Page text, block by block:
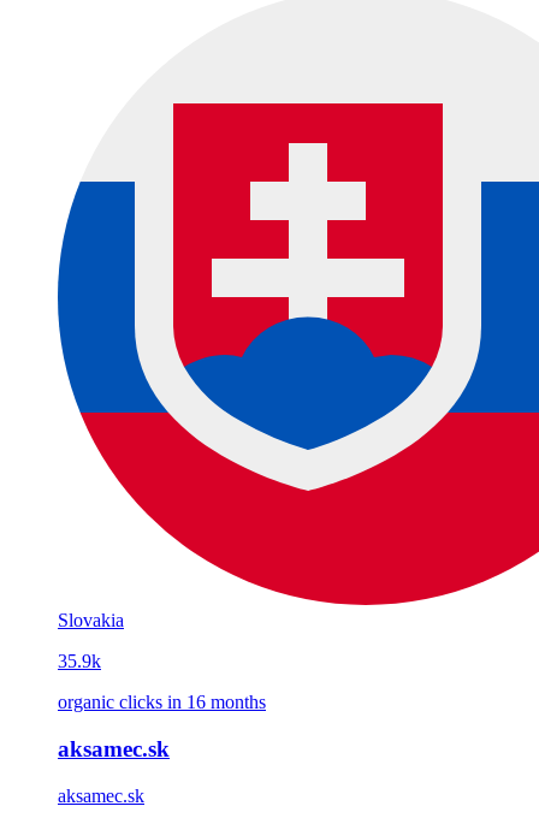
Slovakia
35.9k
organic clicks in 16 months
aksamec.sk
aksamec.sk